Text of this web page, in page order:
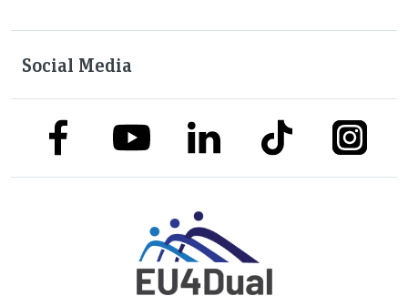
Social Media
link to facebooklink to youtubelink to linkedinlink to tiktok